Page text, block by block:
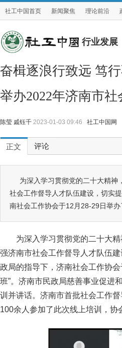
社工中国首页 新闻聚焦 理论前沿
行业发展
奋楫逐浪行致远 笃
举办2022年济南市
陈莹 戚钰千 2023-01-03 09:46 社工中国网
正文 评论
为深入学习贯彻党的二十大精神
社会工作督导人才队伍建设，切实
南社会工作协会于12月28-29日举
为深入学习贯彻党的二十大
强济南市社会工作督导人才队伍
政局的指导下，济南社会工作协
班”。济南市民政局慈善事业促进
训并讲话。济南市首批社会工作
100余人参加了此次线上培训，协